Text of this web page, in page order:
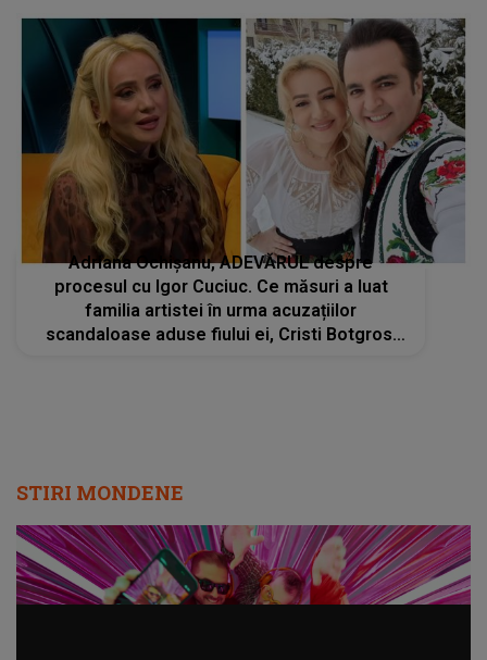
Adriana Ochișanu, ADEVĂRUL despre
procesul cu Igor Cuciuc. Ce măsuri a luat
familia artistei în urma acuzațiilor
scandaloase aduse fiului ei, Cristi Botgros:
STIRI MONDENE